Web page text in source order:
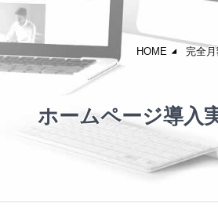
ホームページ導入
HOME 完全